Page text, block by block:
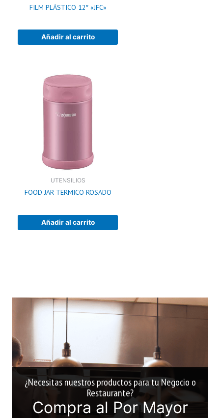
FILM PLÁSTICO 12″ «JFC»
Añadir al carrito
UTENSILIOS
FOOD JAR TERMICO ROSADO
Añadir al carrito
¿Necesitas nuestros productos para tu Negocio o
Restaurante?
Compra al Por Mayor